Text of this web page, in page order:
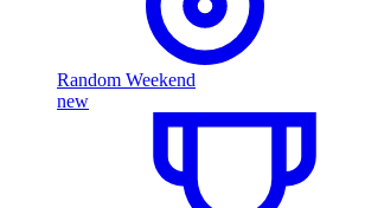
Random Weekend
new